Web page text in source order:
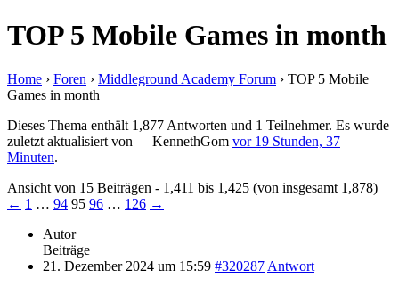
TOP 5 Mobile Games in month
Home › Foren › Middleground Academy Forum › TOP 5 Mobile
Games in month
Dieses Thema enthält 1,877 Antworten und 1 Teilnehmer. Es wurde
zuletzt aktualisiert von
KennethGom vor 19 Stunden, 37
Minuten.
Ansicht von 15 Beiträgen - 1,411 bis 1,425 (von insgesamt 1,878)
← 1 … 94 95 96 … 126 →
Autor
Beiträge
21. Dezember 2024 um 15:59 #320287 Antwort